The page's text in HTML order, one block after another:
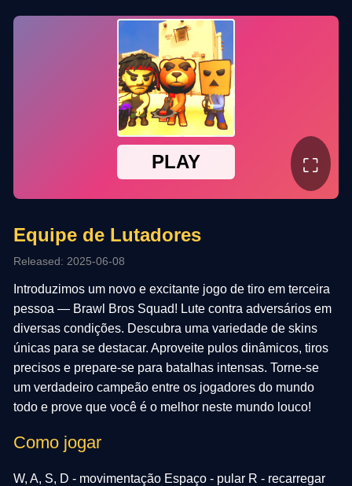
⛶
Equipe de Lutadores
Released: 2025-06-08
Introduzimos um novo e excitante jogo de tiro em terceira
pessoa — Brawl Bros Squad! Lute contra adversários em
diversas condições. Descubra uma variedade de skins
únicas para se destacar. Aproveite pulos dinâmicos, tiros
precisos e prepare-se para batalhas intensas. Torne-se
um verdadeiro campeão entre os jogadores do mundo
todo e prove que você é o melhor neste mundo louco!
Como jogar
W, A, S, D - movimentação Espaço - pular R - recarregar